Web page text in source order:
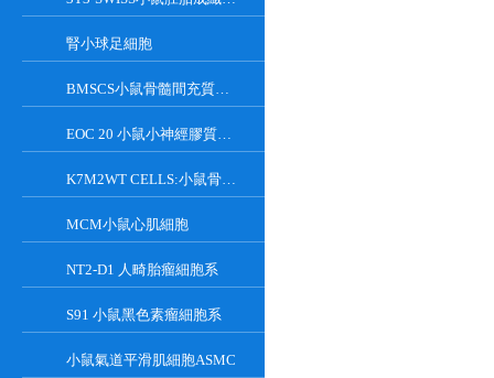
腎小球足細胞
BMSCS小鼠骨髓間充質干細胞
EOC 20 小鼠小神經膠質細胞系
K7M2WT CELLS:小鼠骨肉瘤成骨細胞系
MCM小鼠心肌細胞
NT2-D1 人畸胎瘤細胞系
S91 小鼠黑色素瘤細胞系
小鼠氣道平滑肌細胞ASMC